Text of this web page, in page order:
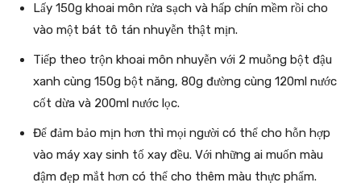
Lấy 150g khoai môn rửa sạch và hấp chín mềm rồi cho
vào một bát tô tán nhuyễn thật mịn.
Tiếp theo trộn khoai môn nhuyễn với 2 muỗng bột đậu
xanh cùng 150g bột năng, 80g đường cùng 120ml nước
cốt dừa và 200ml nước lọc.
Để đảm bảo mịn hơn thì mọi người có thể cho hỗn hợp
vào máy xay sinh tố xay đều. Với những ai muốn màu
đậm đẹp mắt hơn có thể cho thêm màu thực phẩm.